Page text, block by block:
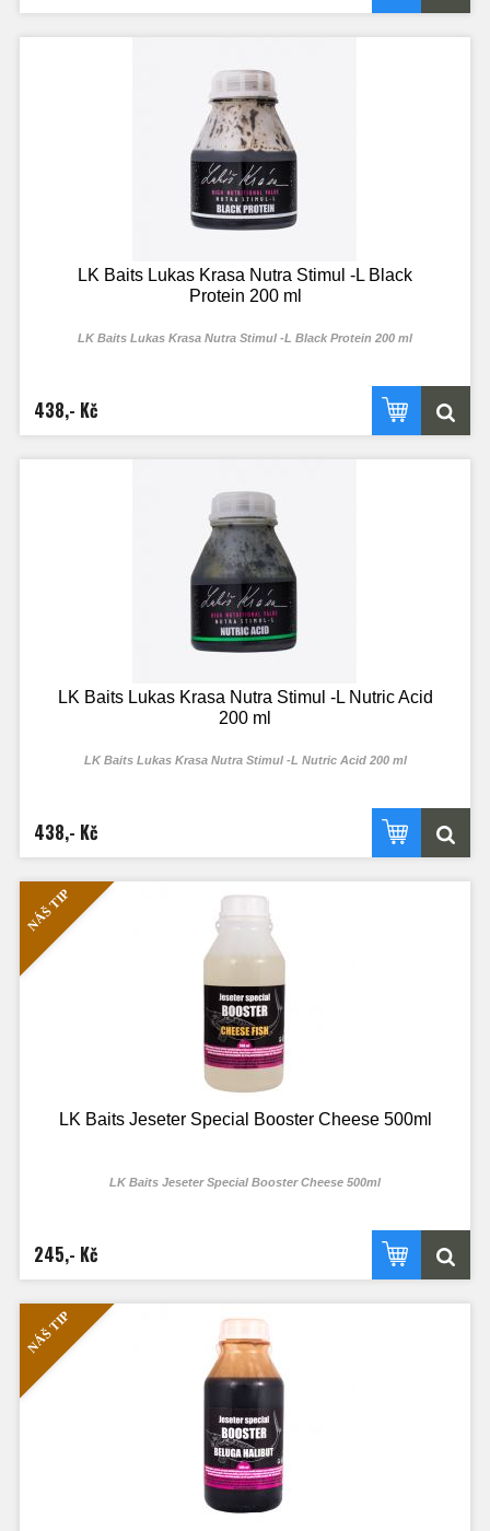
LK Baits Lukas Krasa Nutra Stimul -L Black
Protein 200 ml
LK Baits Lukas Krasa Nutra Stimul -L Black Protein 200 ml
438,- Kč
LK Baits Lukas Krasa Nutra Stimul -L Nutric Acid
200 ml
LK Baits Lukas Krasa Nutra Stimul -L Nutric Acid 200 ml
438,- Kč
NÁŠ TIP
LK Baits Jeseter Special Booster Cheese 500ml
LK Baits Jeseter Special Booster Cheese 500ml
245,- Kč
NÁŠ TIP